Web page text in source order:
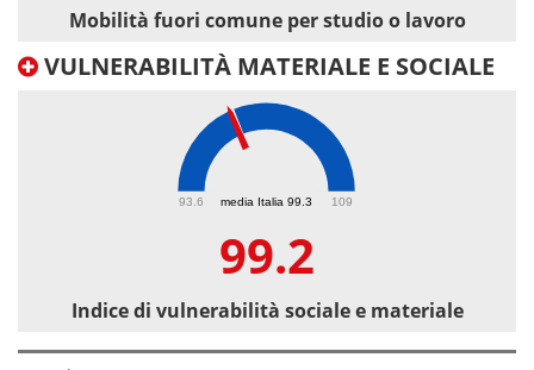
Mobilità fuori comune per studio o lavoro
VULNERABILITÀ MATERIALE E SOCIALE
media Italia 99.3
93.6 109
99.2
Indice di vulnerabilità sociale e materiale